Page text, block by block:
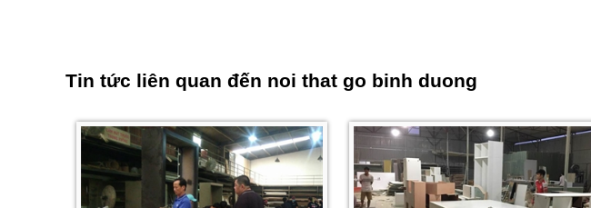
Tin tức liên quan đến noi that go binh duong